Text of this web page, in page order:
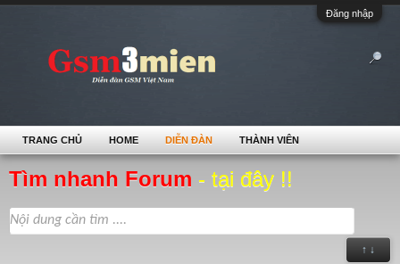
Đăng nhập
Tìm nhanh Forum - tại đây !!
↑ ↓
TRANG CHỦ HOME DIỄN ĐÀN THÀNH VIÊN